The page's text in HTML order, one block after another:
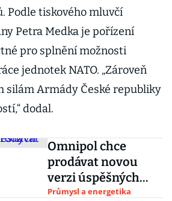
Podle tiskového mluvčí
Petra Medka je pořízení
pro splnění možnosti
jednotek NATO. „Zároveň
silám Armády České republiky
dodal.
Omnipol chce
prodávat novou
verzi úspěšných
albatrosů
Průmysl a energetika